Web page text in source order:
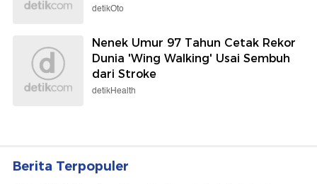
detikOto
Nenek Umur 97 Tahun Cetak Rekor
Dunia 'Wing Walking' Usai Sembuh
dari Stroke
detikHealth
Berita Terpopuler